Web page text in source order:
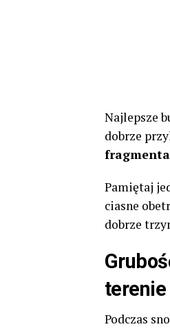
Najlepsze
dobrze
Pamiętaj
ciasne
dobrze
terenie
Podczas